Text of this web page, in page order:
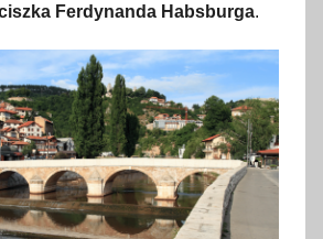
Ferdynanda Habsburga.